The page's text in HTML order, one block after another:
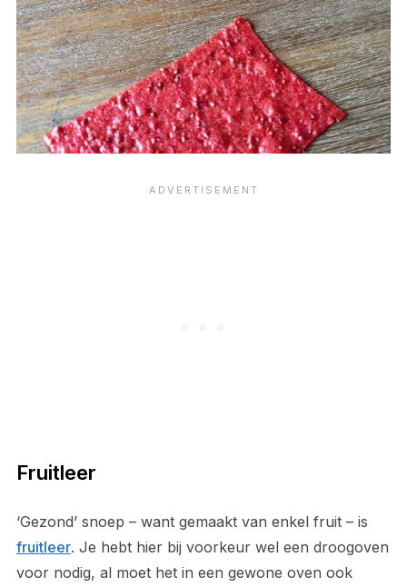
Fruitleer
‘Gezond’ snoep – want gemaakt van enkel fruit – is
fruitleer. Je hebt hier bij voorkeur wel een droogoven
voor nodig, al moet het in een gewone oven ook